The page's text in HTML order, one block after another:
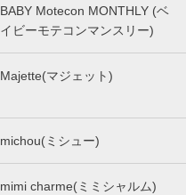
BABY Motecon MONTHLY (ベ
イビーモテコンマンスリー)
Majette(マジェット)
michou(ミシュー)
mimi charme(ミミシャルム)